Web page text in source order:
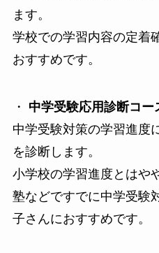
ます。
学校での学習内容の定着
おすすめです。
・
中学受験応用診断コー
中学受験対策の学習進度
を診断します。
小学校の学習進度とはや
塾などですでに中学受験
子さんにおすすめです。